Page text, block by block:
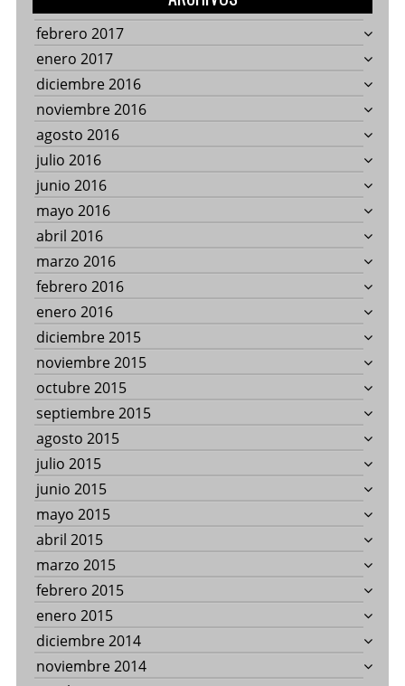
febrero 2017
enero 2017
diciembre 2016
noviembre 2016
agosto 2016
julio 2016
junio 2016
mayo 2016
abril 2016
marzo 2016
febrero 2016
enero 2016
diciembre 2015
noviembre 2015
octubre 2015
septiembre 2015
agosto 2015
julio 2015
junio 2015
mayo 2015
abril 2015
marzo 2015
febrero 2015
enero 2015
diciembre 2014
noviembre 2014